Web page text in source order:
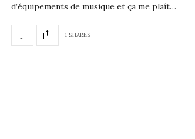
d’équipements de musique et ça me plaît…
1 SHARES